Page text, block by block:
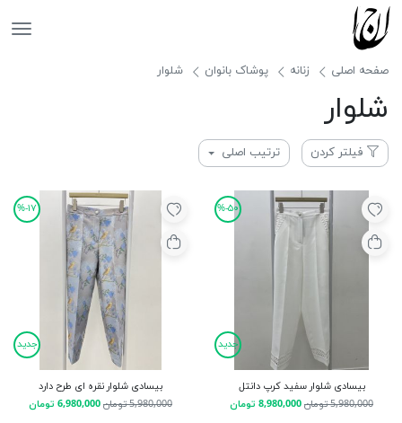
صفحه اصلی زنانه پوشاک بانوان شلوار
شلوار
فیلتر کردن ترتیب اصلی
جدید
۵۰-%
بیسادی شلوار سفید کرپ دانتل
5,980,000 تومان
8,980,000 تومان
جدید
۱۷-%
بیسادی شلوار نقره ای طرح دارد
5,980,000 تومان
6,980,000 تومان